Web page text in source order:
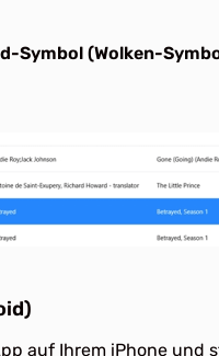
Symbol (Wolken-
auf Ihrem iPhone und